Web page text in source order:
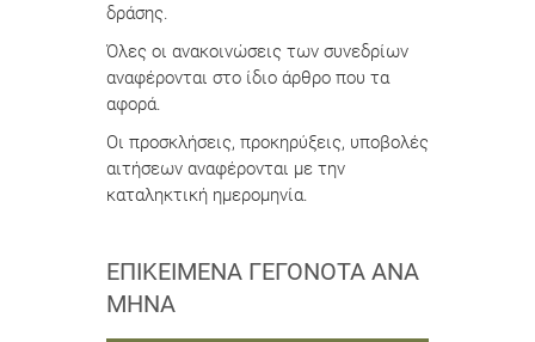
δράσης.
Όλες οι ανακοινώσεις των συνεδρίων
αναφέρονται στο ίδιο άρθρο που τα
αφορά.
Οι προσκλήσεις, προκηρύξεις, υποβολές
αιτήσεων αναφέρονται με την
καταληκτική ημερομηνία.
ΕΠΙΚΕΊΜΕΝΑ ΓΕΓΟΝΌΤΑ ΑΝΆ
ΜΉΝΑ